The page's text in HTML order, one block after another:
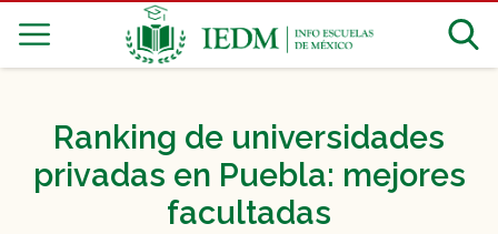
Ranking de universidades
privadas en Puebla: mejores
facultadas